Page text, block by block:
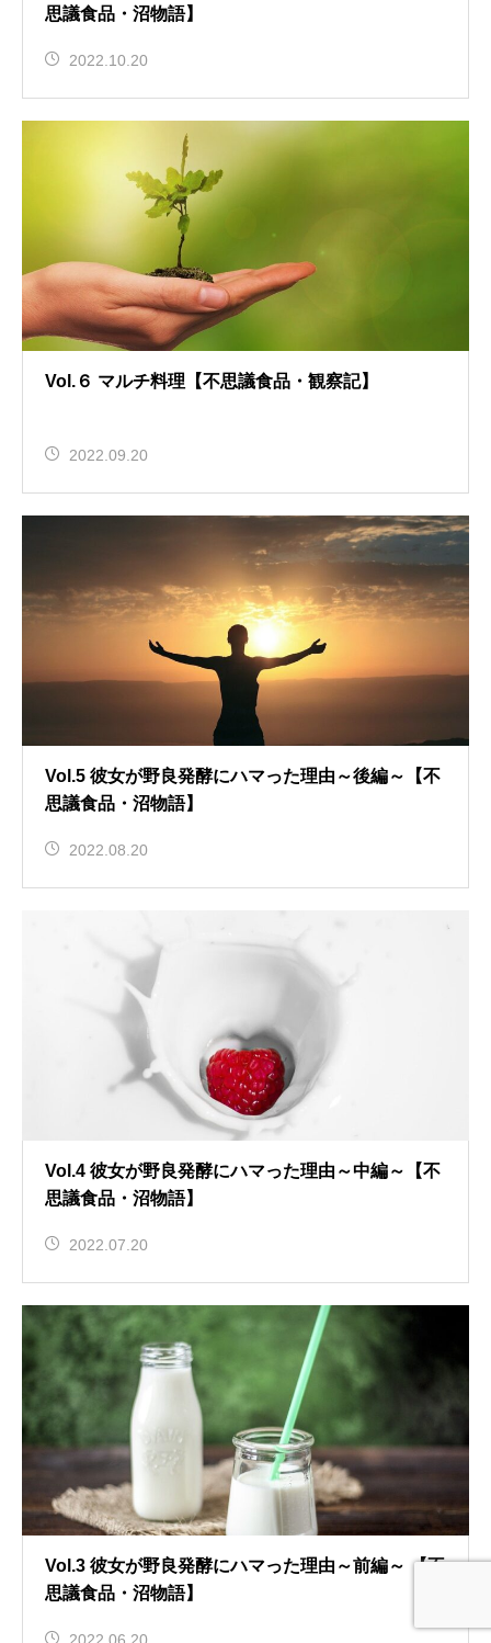
思議食品・沼物語】
2022.10.20
Vol.６ マルチ料理【不思議食品・観察記】
2022.09.20
Vol.5 彼女が野良発酵にハマった理由～後編～【不
思議食品・沼物語】
2022.08.20
Vol.4 彼女が野良発酵にハマった理由～中編～【不
思議食品・沼物語】
2022.07.20
Vol.3 彼女が野良発酵にハマった理由～前編～ 【不
思議食品・沼物語】